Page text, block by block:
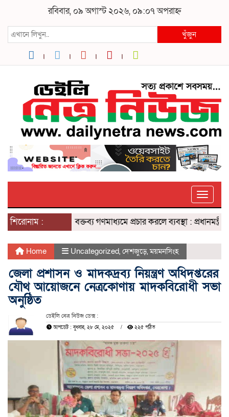
রবিবার, ০৯ অগাস্ট ২০২৬, ০৯:০৭ অপরাহ্ন
খুঁজুন
শিরোনাম :
শেখ হাসিনার বক্তব্য গণমাধ্যমে প্রচার করলে ব্যবস্থা : প্রধানমন্ত্রীর
Home Uncategorized, দেশজুড়ে,ময়মনসিংহ
জেলা প্রশাসন ও মাদকদ্রব্য নিয়ন্ত্রণ অধিদপ্তরের
যৌথ আয়োজনে নেত্রকোণায় মাদকবিরোধী সভা
অনুষ্ঠিত
ডেইলি নেত্র নিউজ ডেক্স :
আপডেট : বুধবার, ২৮ মে, ২০২৫ ২২৫ পঠিত